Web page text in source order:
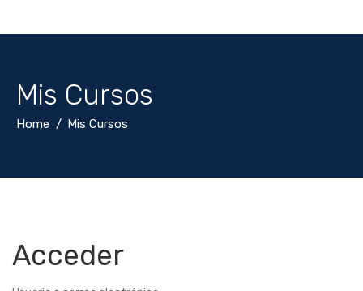
Mis Cursos
Home Mis Cursos
Acceder